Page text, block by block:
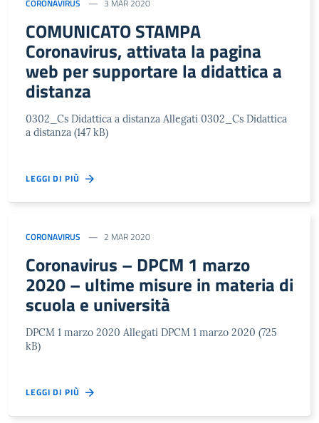
CORONAVIRUS 3 MAR 2020
COMUNICATO STAMPA
Coronavirus, attivata la pagina
web per supportare la didattica a
distanza
0302_Cs Didattica a distanza Allegati 0302_Cs Didattica
a distanza (147 kB)
LEGGI DI PIÙ
CORONAVIRUS 2 MAR 2020
Coronavirus – DPCM 1 marzo
2020 – ultime misure in materia di
scuola e università
DPCM 1 marzo 2020 Allegati DPCM 1 marzo 2020 (725
kB)
LEGGI DI PIÙ